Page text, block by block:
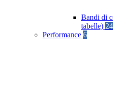
Bandi di
tabelle) 24
Performance 6